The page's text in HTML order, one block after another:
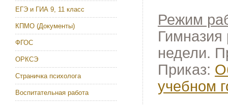
ЕГЭ и ГИА 9, 11 класс
КПМО (Документы)
ФГОС
ОРКСЭ
Страничка психолога
Воспитательная работа
Режим
Гимназия
недели.
Приказ:
учебном